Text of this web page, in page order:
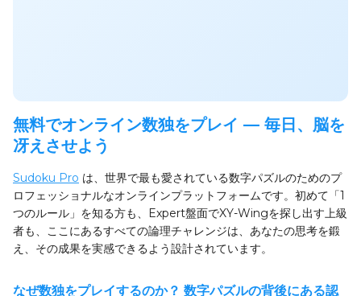
無料でオンライン数独をプレイ — 毎日、脳を
冴えさせよう
Sudoku Pro は、世界で最も愛されている数字パズルのためのプ
ロフェッショナルなオンラインプラットフォームです。初めて「1
つのルール」を知る方も、Expert盤面でXY-Wingを探し出す上級
者も、ここにあるすべての論理チャレンジは、あなたの思考を鍛
え、その成果を実感できるよう設計されています。
なぜ数独をプレイするのか？ 数字パズルの背後にある認